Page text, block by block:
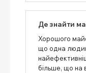
Де знайти
Хорошого
що одна
більше, що на